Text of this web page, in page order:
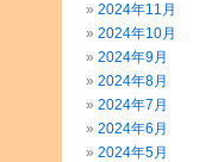
2024年11月
2024年10月
2024年9月
2024年8月
2024年7月
2024年6月
2024年5月